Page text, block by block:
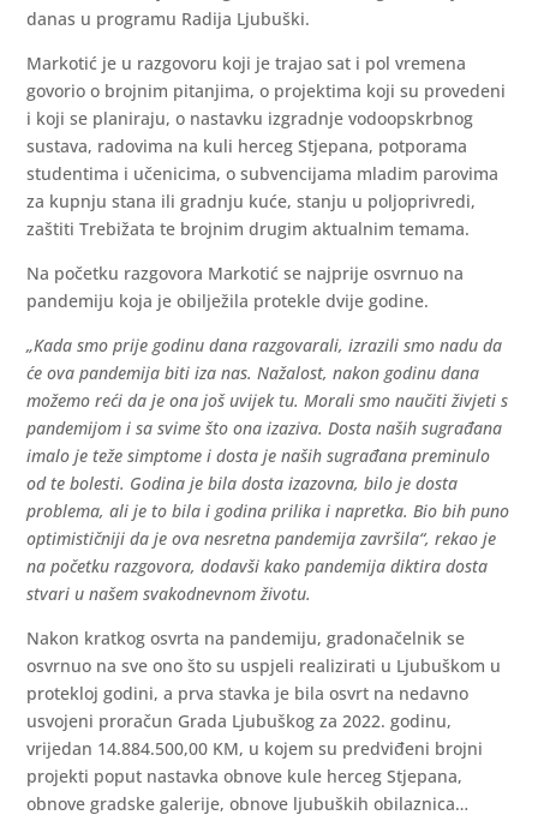
danas u programu Radija Ljubuški.
Markotić je u razgovoru koji je trajao sat i pol vremena
govorio o brojnim pitanjima, o projektima koji su provedeni
i koji se planiraju, o nastavku izgradnje vodoopskrbnog
sustava, radovima na kuli herceg Stjepana, potporama
studentima i učenicima, o subvencijama mladim parovima
za kupnju stana ili gradnju kuće, stanju u poljoprivredi,
zaštiti Trebižata te brojnim drugim aktualnim temama.
Na početku razgovora Markotić se najprije osvrnuo na
pandemiju koja je obilježila protekle dvije godine.
„Kada smo prije godinu dana razgovarali, izrazili smo nadu da
će ova pandemija biti iza nas. Nažalost, nakon godinu dana
možemo reći da je ona još uvijek tu. Morali smo naučiti živjeti s
pandemijom i sa svime što ona izaziva. Dosta naših sugrađana
imalo je teže simptome i dosta je naših sugrađana preminulo
od te bolesti. Godina je bila dosta izazovna, bilo je dosta
problema, ali je to bila i godina prilika i napretka. Bio bih puno
optimističniji da je ova nesretna pandemija završila“, rekao je
na početku razgovora, dodavši kako pandemija diktira dosta
stvari u našem svakodnevnom životu.
Nakon kratkog osvrta na pandemiju, gradonačelnik se
osvrnuo na sve ono što su uspjeli realizirati u Ljubuškom u
protekloj godini, a prva stavka je bila osvrt na nedavno
usvojeni proračun Grada Ljubuškog za 2022. godinu,
vrijedan 14.884.500,00 KM, u kojem su predviđeni brojni
projekti poput nastavka obnove kule herceg Stjepana,
obnove gradske galerije, obnove ljubuških obilaznica…